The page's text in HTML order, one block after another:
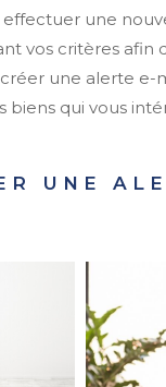
effectuer une
vos critères afin
une alerte e-
biens qui vous
UNE